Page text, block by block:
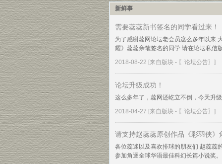
新鲜事
需要蕊蕊新书签名的同学看过来！
为了感谢蕊网论坛老会员这么多年以来
耀》蕊蕊亲笔签名的同学 请在论坛私信
2018-08-22 [来自版块 - 〖论坛公告〗 ]
论坛升级成功！
这么多年了，蕊网还屹立不倒，今天升
2018-04-27 [来自版块 - 〖论坛公告〗 ]
请支持赵蕊蕊原创作品《彩羽侠》
各位蕊迷以及喜欢排球的朋友们 赵蕊蕊
参加角逐全球华语最佳科幻长篇小说奖